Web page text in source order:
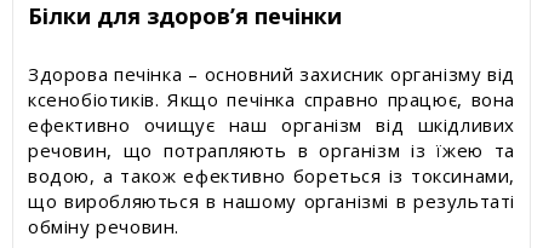
Білки для здоров’я печінки
Здорова печінка – основний захисник організму від
ксенобіотиків. Якщо печінка справно працює, вона
ефективно очищує наш організм від шкідливих
речовин, що потрапляють в організм із їжею та
водою, а також ефективно бореться із токсинами,
що виробляються в нашому організмі в результаті
обміну речовин.